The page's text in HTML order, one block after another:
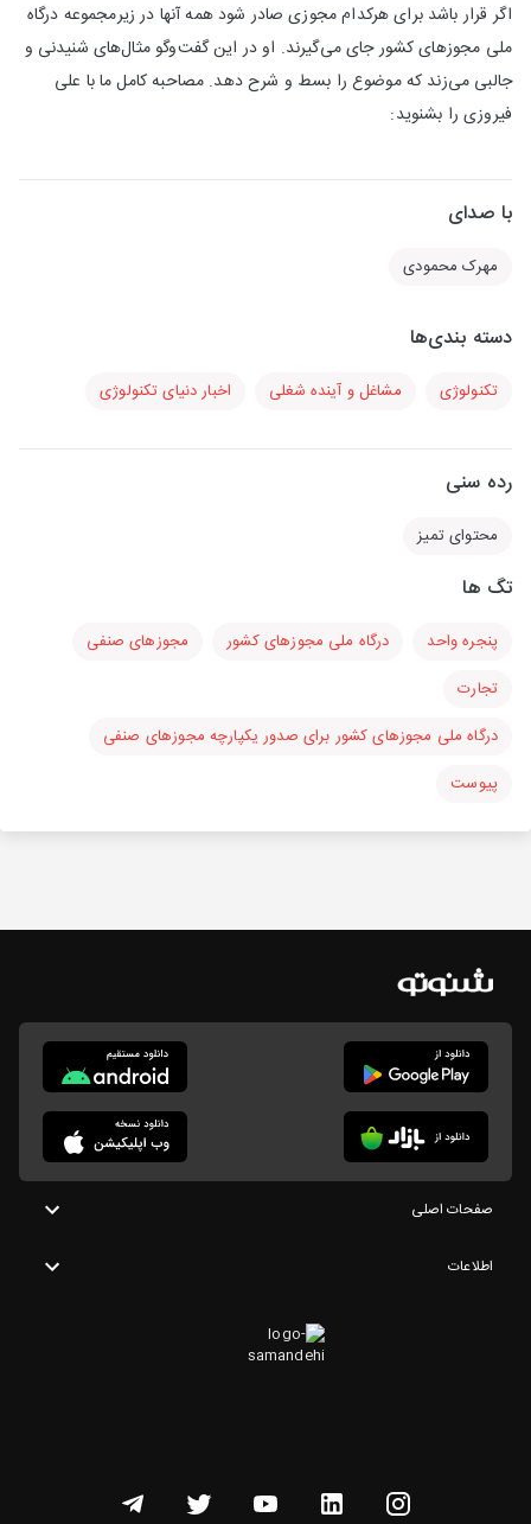
اگر قرار باشد برای هرکدام مجوزی صادر شود همه آنها در زیرمجموعه درگاه
ملی مجوزهای کشور جای می‌گیرند. او در این گفت‌وگو مثال‌های شنیدنی و
جالبی می‌زند که موضوع را بسط و شرح دهد. مصاحبه کامل ما با علی
فیروزی را بشنوید:
با صدای
مهرک محمودی
دسته بندی‌ها
تکنولوژی مشاغل و آینده شغلی اخبار دنیای تکنولوژی
رده سنی
محتوای تمیز
تگ ها
پنجره واحد درگاه ملی مجوزهای کشور
مجوزهای صنفی
تجارت
درگاه ملی مجوزهای کشور برای صدور یکپارچه مجوزهای صنفی
پیوست
صفحات اصلی
اطلاعات